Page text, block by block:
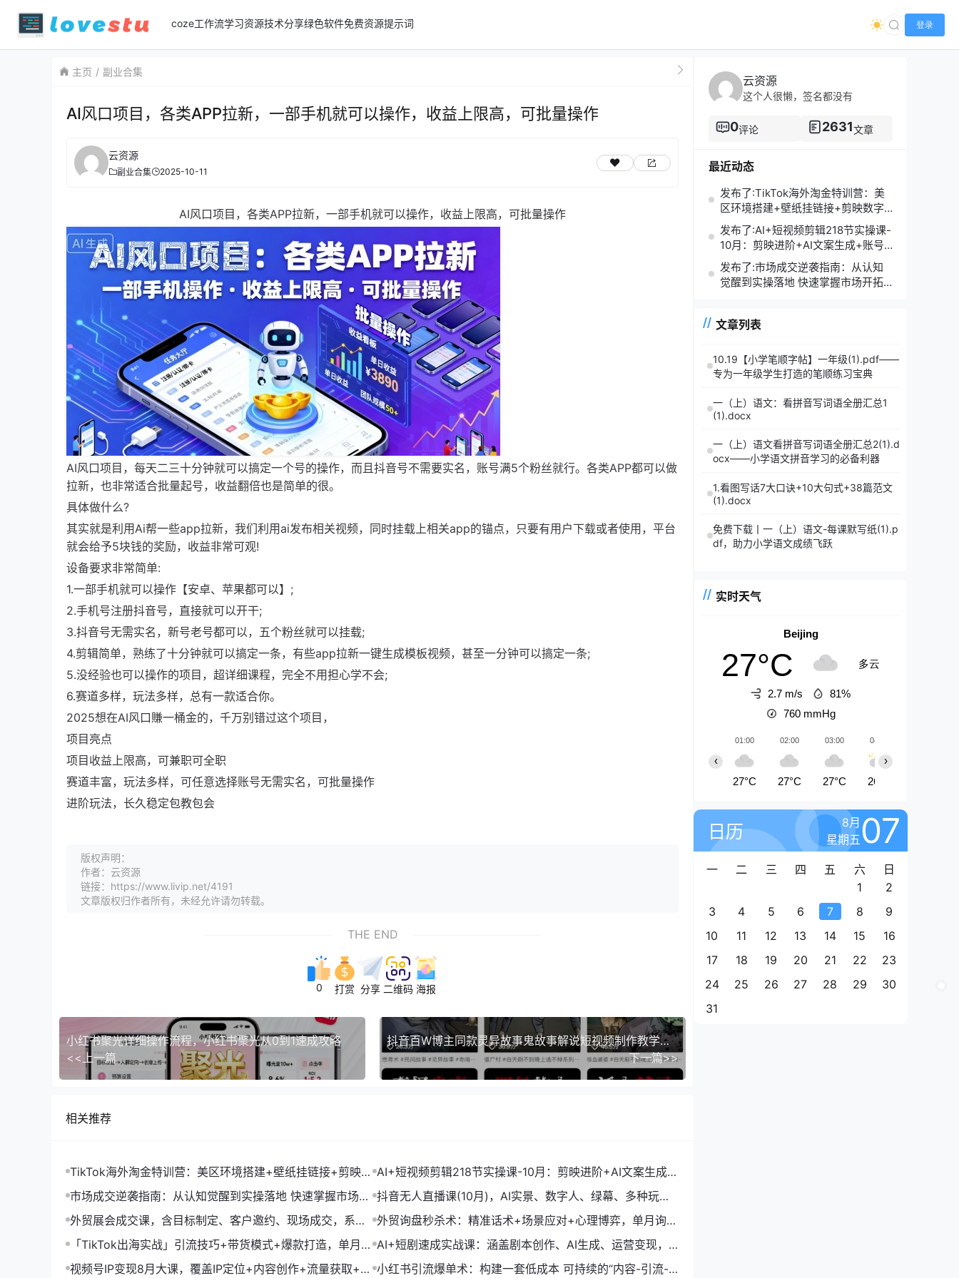
coze工作流学习资源技术分享绿色软件免费资源提示词 登录
主页 副业合集
AI风口项目，各类APP拉新，一部手机就可以操作，收益上限高，可批量操作
云资源
副业合集 2025-10-11
AI风口项目，各类APP拉新，一部手机就可以操作，收益上限高，可批量操作
AI风口项目，每天二三十分钟就可以搞定一个号的操作，而且抖音号不需要实名，账号满5个粉丝就行。各类APP都可以做
拉新，也非常适合批量起号，收益翻倍也是简单的很。
具体做什么?
其实就是利用Ai帮一些app拉新，我们利用ai发布相关视频，同时挂载上相关app的锚点，只要有用户下载或者使用，平台
就会给予5块钱的奖励，收益非常可观!
设备要求非常简单:
1.一部手机就可以操作【安卓、苹果都可以】;
2.手机号注册抖音号，直接就可以开干;
3.抖音号无需实名，新号老号都可以，五个粉丝就可以挂载;
4.剪辑简单，熟练了十分钟就可以搞定一条，有些app拉新一键生成模板视频，甚至一分钟可以搞定一条;
5.没经验也可以操作的项目，超详细课程，完全不用担心学不会;
6.赛道多样，玩法多样，总有一款适合你。
2025想在AI风口賺一桶金的，千万别错过这个项目，
项目亮点
项目收益上限高，可兼职可全职
赛道丰富，玩法多样，可任意选择账号无需实名，可批量操作
进阶玩法，长久稳定包教包会
版权声明：
作者：云资源
链接：https://www.livip.net/4191
文章版权归作者所有，未经允许请勿转载。
THE END
0 打赏 分享 二维码 海报
小红书聚光详细操作流程，小红书聚光从0到1速成攻略
<<上一篇
抖音百W博主同款灵异故事鬼故事解说短视频制作教学，流量巨大，多平台分发，多份收益
下一篇>>
相关推荐
TikTok海外淘金特训营：美区环境搭建+壁纸挂链接+剪映数
字人，月入1.5万
AI+短视频剪辑218节实操课-10月：剪映进阶+AI文案生成
+账号运营，月入2万
市场成交逆袭指南：从认知觉醒到实操落地 快速掌握市场开
拓与成交核心能力
抖音无人直播课(10月)，AI实景、数字人、绿幕、多种玩
法、24小时自动盈利
外贸展会成交课，含目标制定、客户邀约、现场成交，系统
化SOP提升参展ROI
外贸询盘秒杀术：精准话术+场景应对+心理博弈，单月询盘
转化率提升200%
「TikTok出海实战」引流技巧+带货模式+爆款打造，单月变
现10万+秘籍
AI+短剧速成实战课：涵盖剧本创作、AI生成、运营变现，
单部剧收益破万
视频号IP变现8月大课，覆盖IP定位+内容创作+流量获取+合 小红书引流爆单术：构建一套低成本 可持续的“内容-引流-
云资源
这个人很懒，签名都没有
0评论 2631文章
最近动态
发布了:TikTok海外淘金特训营：美
区环境搭建+壁纸挂链接+剪映数字
人，月入1.5万
发布了:AI+短视频剪辑218节实操课-
10月：剪映进阶+AI文案生成+账号
运营，月入2万
发布了:市场成交逆袭指南：从认知
觉醒到实操落地 快速掌握市场开拓
文章列表
10.19【小学笔顺字帖】一年级(1).pdf——
专为一年级学生打造的笔顺练习宝典
一（上）语文：看拼音写词语全册汇总1
(1).docx
一（上）语文看拼音写词语全册汇总2(1).d
ocx——小学语文拼音学习的必备利器
1.看图写话7大口诀+10大句式+38篇范文
(1).docx
免费下载丨一（上）语文-每课默写纸(1).p
df，助力小学语文成绩飞跃
实时天气
Beijing
27°C 多云
2.7 m/s
81%
760 mmHg
01:00
27°C
02:00
27°C
03:00
27°C
04:00
26°C
‹ ›
日历
8月
星期五07
一 二 三 四 五 六
日
1
2
3
4 5 6 7 8
9
10
11 12 13 14 15
16
17
18 19 20 21 22
23
24
25 26 27 28 29
30
31